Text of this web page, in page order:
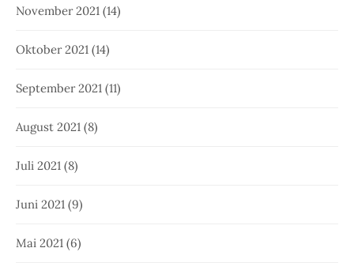
November 2021 (14)
Oktober 2021 (14)
September 2021 (11)
August 2021 (8)
Juli 2021 (8)
Juni 2021 (9)
Mai 2021 (6)